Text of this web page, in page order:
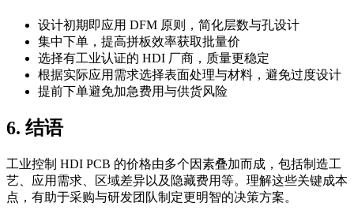
设计初期即应用 DFM 原则，简化层数与孔设计
集中下单，提高拼板效率获取批量价
选择有工业认证的 HDI 厂商，质量更稳定
根据实际应用需求选择表面处理与材料，避免过度设计
提前下单避免加急费用与供货风险
6. 结语
工业控制 HDI PCB 的价格由多个因素叠加而成，包括制造工
艺、应用需求、区域差异以及隐藏费用等。理解这些关键成本
点，有助于采购与研发团队制定更明智的决策方案。